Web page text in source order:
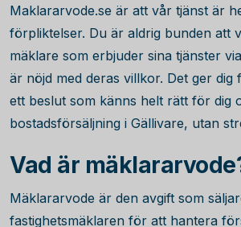
Maklararvode.se är att vår tjänst är
förpliktelser. Du är aldrig bunden att
mäklare som erbjuder sina tjänster
är nöjd med deras villkor. Det ger dig
ett beslut som känns helt rätt för dig
bostadsförsäljning i Gällivare, utan
Vad är
Mäklararvode är den avgift som
fastighetsmäklaren för att hantera